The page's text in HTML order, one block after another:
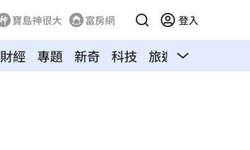
寶島神很大 富房網 登入
財經 專題 新奇 科技 旅遊 汽車